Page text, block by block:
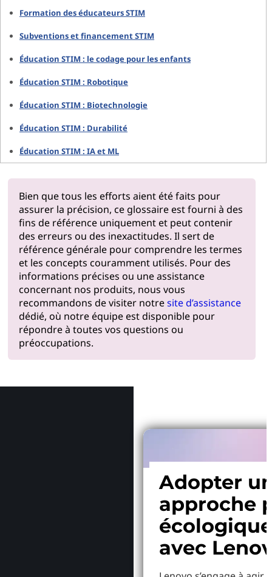
Formation des éducateurs STIM
Subventions et financement STIM
Éducation STIM : le codage pour les enfants
Éducation STIM : Robotique
Éducation STIM : Biotechnologie
Éducation STIM : Durabilité
Éducation STIM : IA et ML
Bien que tous les efforts aient été faits pour
assurer la précision, ce glossaire est fourni à des
fins de référence uniquement et peut contenir
des erreurs ou des inexactitudes. Il sert de
référence générale pour comprendre les termes
et les concepts couramment utilisés. Pour des
informations précises ou une assistance
concernant nos produits, nous vous
recommandons de visiter notresite d’assistance
dédié, où notre équipe est disponible pour
répondre à toutes vos questions ou
préoccupations.
Adopter
approche
écologique
avec